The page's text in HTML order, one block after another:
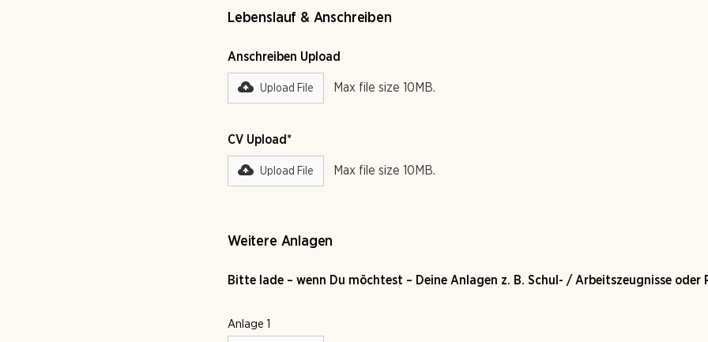
Lebenslauf & Anschreiben
Anschreiben Upload
Upload File Max file size 10MB.
CV Upload*
Upload File Max file size 10MB.
Weitere Anlagen
Bitte lade – wenn Du möchtest – Deine Anlagen z. B. Schul- / Arbeitszeugnisse oder
Anlage 1